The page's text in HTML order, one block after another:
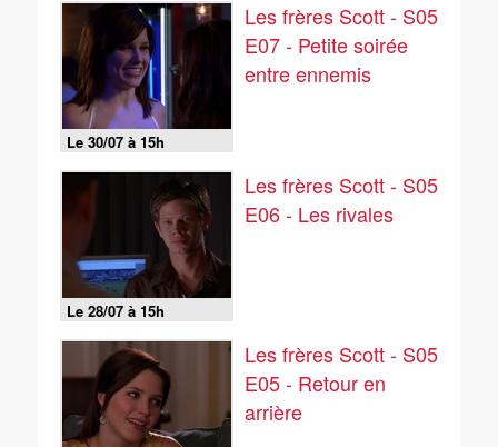
Le 30/07 à 15h
Les frères Scott - S05
E07 - Petite soirée
entre ennemis
Le 28/07 à 15h
Les frères Scott - S05
E06 - Les rivales
Les frères Scott - S05
E05 - Retour en
arrière